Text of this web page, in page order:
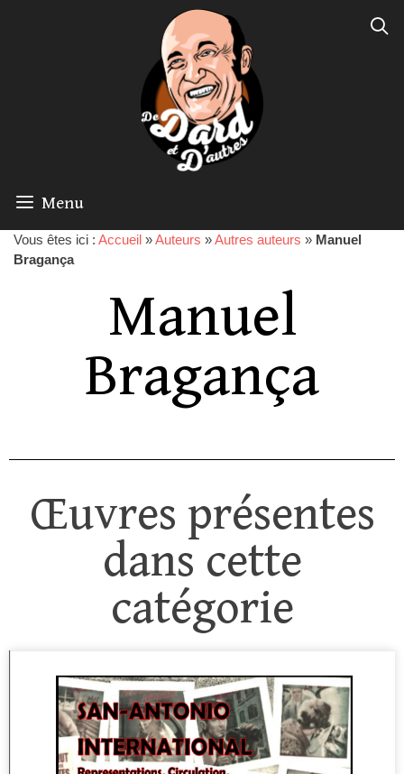
Menu
Vous êtes ici : Accueil »Auteurs »Autres auteurs » Manuel
Bragança
Manuel
Bragança
Œuvres présentes
dans cette
catégorie